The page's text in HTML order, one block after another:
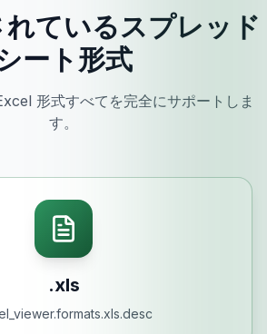
ているスプレッド
ート形式
形式すべてを完全にサポートしま
す。
.xls